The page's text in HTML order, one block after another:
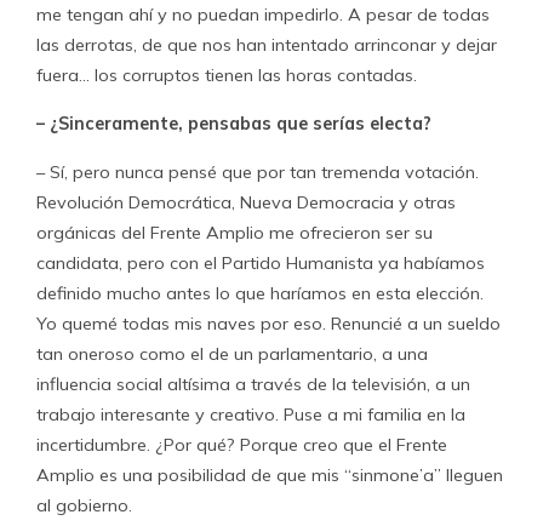
me tengan ahí y no puedan impedirlo. A pesar de todas
las derrotas, de que nos han intentado arrinconar y dejar
fuera… los corruptos tienen las horas contadas.
– ¿Sinceramente, pensabas que serías electa?
– Sí, pero nunca pensé que por tan tremenda votación.
Revolución Democrática, Nueva Democracia y otras
orgánicas del Frente Amplio me ofrecieron ser su
candidata, pero con el Partido Humanista ya habíamos
definido mucho antes lo que haríamos en esta elección.
Yo quemé todas mis naves por eso. Renuncié a un sueldo
tan oneroso como el de un parlamentario, a una
influencia social altísima a través de la televisión, a un
trabajo interesante y creativo. Puse a mi familia en la
incertidumbre. ¿Por qué? Porque creo que el Frente
Amplio es una posibilidad de que mis “sinmone’a” lleguen
al gobierno.